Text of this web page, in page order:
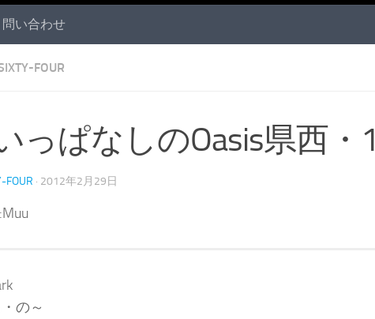
問い合わせ
FOUR
っぱなしのOasis県西・1
FOUR · 2012年2月29日
の～